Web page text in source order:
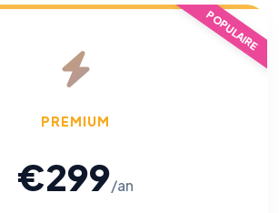
POPULAIRE
PREMIUM
€299/an
comment vous utilisez le site
de visite) pour l'améliorer. Données
de nos campagnes (Google Ads,
Vous pouvez les refuser sans impact sur
courriels HORS SITE WEB